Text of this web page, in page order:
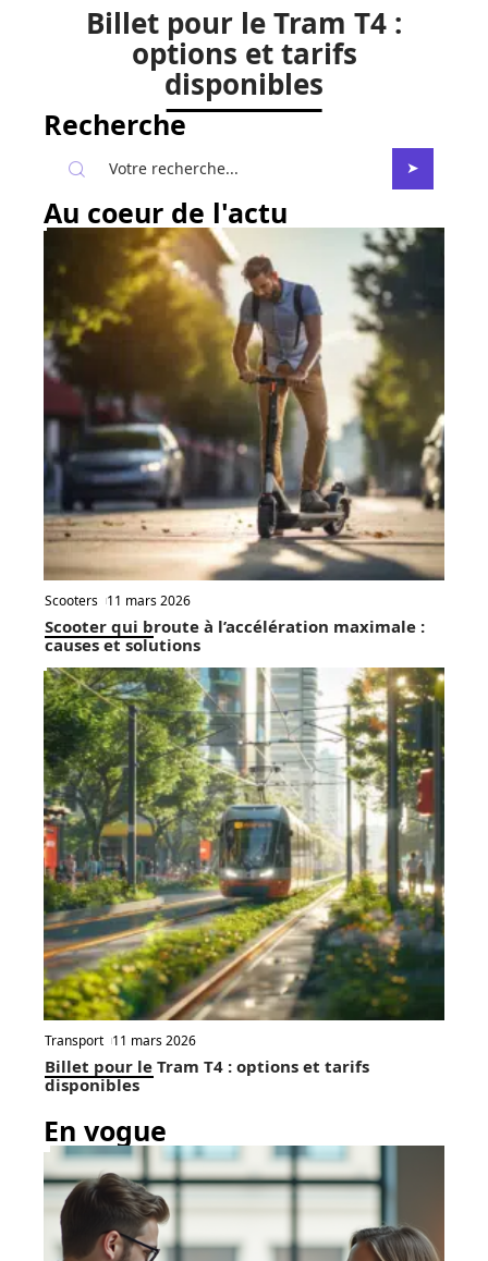
Billet pour le Tram T4 :
options et tarifs
disponibles
Recherche
Au coeur de l'actu
Scooters 11 mars 2026
Scooter qui broute à l’accélération maximale :
causes et solutions